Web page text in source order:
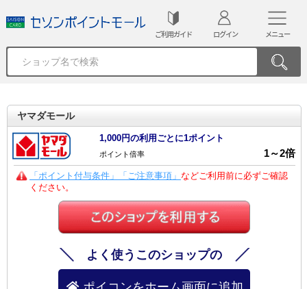
ご利用ガイド ログイン メニュー
ヤマダモール
1,000円の利用ごとに1ポイント
ポイント倍率 1～2倍
「ポイント付与条件」「ご注意事項」 などご利用前に必ずご確認
ください。
よく使うこのショップの